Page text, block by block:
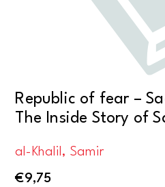
Republic of fear –
The Inside Story of
al-Khalil, Samir
€9,75